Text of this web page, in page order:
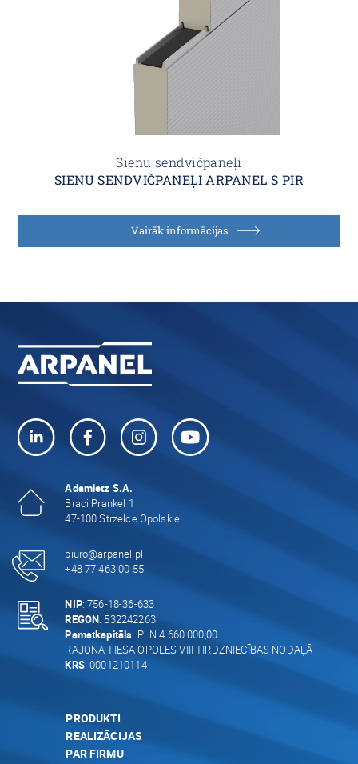
Sienu sendvičpaneļi
SIENU SENDVIČPANEĻI ARPANEL S PIR
Vairāk informācijas
Adamietz S.A.
Braci Prankel 1
47-100 Strzelce Opolskie
biuro@arpanel.pl
+48 77 463 00 55
NIP: 756-18-36-633
REGON: 532242263
Pamatkapitāls: PLN 4 660 000,00
RAJONA TIESA OPOLES VIII TIRDZNIECĪBAS NODAĻĀ
KRS: 0001210114
PRODUKTI
REALIZĀCIJAS
PAR FIRMU